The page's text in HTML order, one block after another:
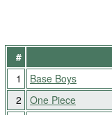
#
1
Base Boys
2
One Piece